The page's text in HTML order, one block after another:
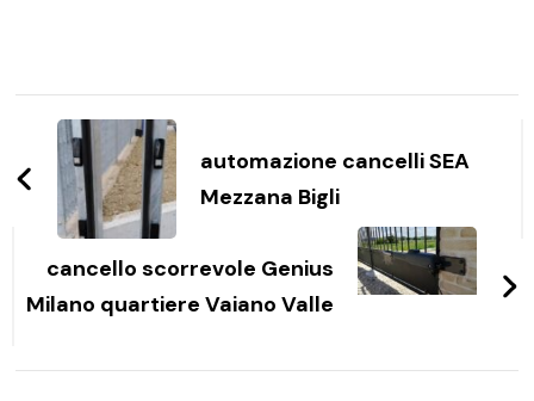
Navigazione
articoli
automazione cancelli SEA
Mezzana Bigli
cancello scorrevole Genius
Milano quartiere Vaiano Valle